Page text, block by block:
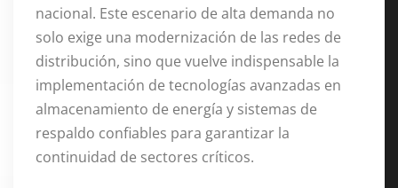
nacional. Este escenario de alta demanda no
solo exige una modernización de las redes de
distribución, sino que vuelve indispensable la
implementación de tecnologías avanzadas en
almacenamiento de energía y sistemas de
respaldo confiables para garantizar la
continuidad de sectores críticos.